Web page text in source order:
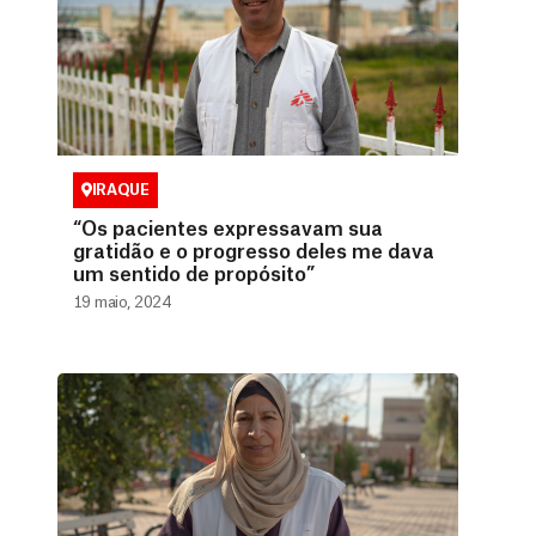
IRAQUE
“Os pacientes expressavam sua
gratidão e o progresso deles me dava
um sentido de propósito”
19 maio, 2024